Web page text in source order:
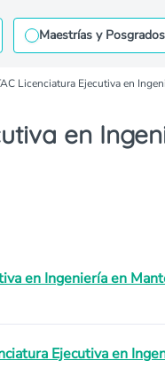
Maestrías y Posgrados
Licenciatura Ejecutiva en
en
en Ingeniería en
Ejecutiva en